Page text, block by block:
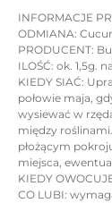
INFORMACJE
ODMIANA:
PRODUCENT:
ILOŚĆ: ok. 1,5g.
KIEDY SIAĆ:
połowie maja,
wysiewać w
między
płożącym
miejsca,
KIEDY
CO LUBI: